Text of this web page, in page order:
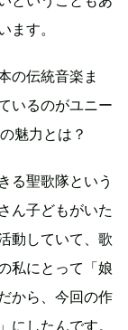
ます。
の伝統音楽ま
いるのがユニー
魅力とは？
る聖歌隊という
ん子どもがいた
動していて、歌
私にとって「娘
から、今回の作
したんです。